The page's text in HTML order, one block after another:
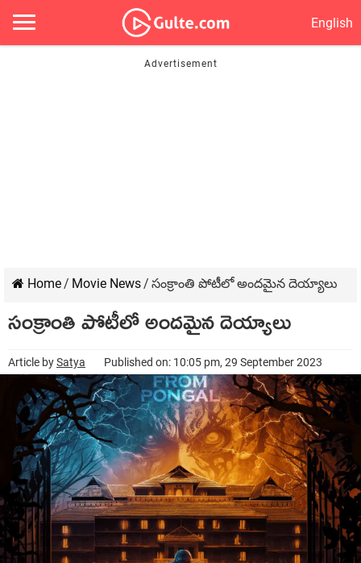
English
Home/ Movie News/ సంక్రాంతి పోటీలో అందమైన దెయ్యాలు
సంక్రాంతి పోటీలో అందమైన దెయ్యాలు
Article bySatya Published on: 10:05 pm, 29 September 2023